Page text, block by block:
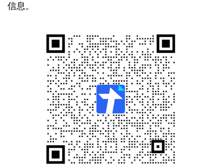
信息。